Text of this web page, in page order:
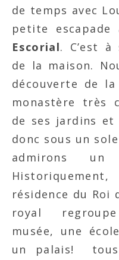
de temps avec
petite escapade
Escorial. C’est
de la maison.
découverte de
monastère très
de ses jardins et
donc sous un
admirons un
résidence du Roi
royal
musée, une
un palais! tous